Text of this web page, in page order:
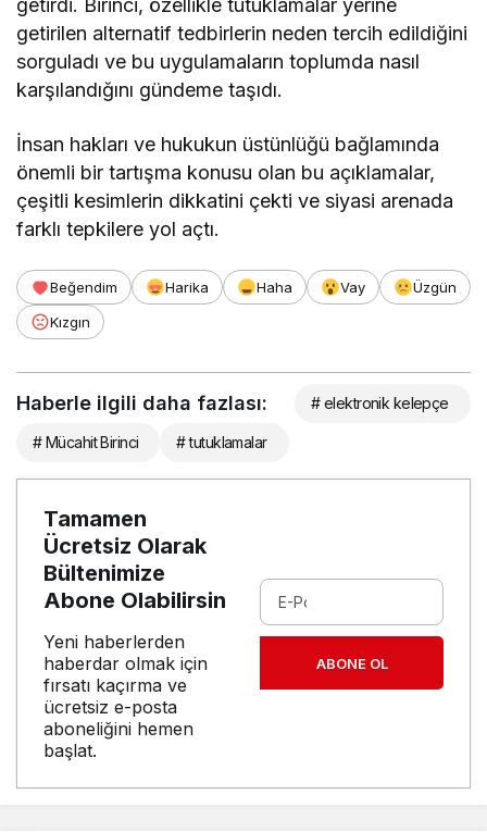
getirdi. Birinci, özellikle tutuklamalar yerine
getirilen alternatif tedbirlerin neden tercih edildiğini
sorguladı ve bu uygulamaların toplumda nasıl
karşılandığını gündeme taşıdı.
İnsan hakları ve hukukun üstünlüğü bağlamında
önemli bir tartışma konusu olan bu açıklamalar,
çeşitli kesimlerin dikkatini çekti ve siyasi arenada
farklı tepkilere yol açtı.
Beğendim Harika Haha Vay
Üzgün
Kızgın
Haberle ilgili daha fazlası: # elektronik kelepçe
# Mücahit Birinci # tutuklamalar
Tamamen
Ücretsiz Olarak
Bültenimize
Abone Olabilirsin
Yeni haberlerden
haberdar olmak için
fırsatı kaçırma ve
ücretsiz e-posta
aboneliğini hemen
başlat.
ABONE OL